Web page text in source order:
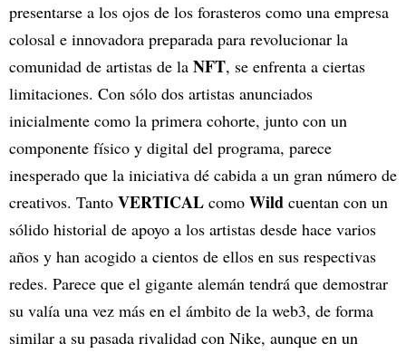
presentarse a los ojos de los forasteros como una empresa
colosal e innovadora preparada para revolucionar la
comunidad de artistas de la NFT, se enfrenta a ciertas
limitaciones. Con sólo dos artistas anunciados
inicialmente como la primera cohorte, junto con un
componente físico y digital del programa, parece
inesperado que la iniciativa dé cabida a un gran número de
creativos. Tanto VERTICAL como Wild cuentan con un
sólido historial de apoyo a los artistas desde hace varios
años y han acogido a cientos de ellos en sus respectivas
redes. Parece que el gigante alemán tendrá que demostrar
su valía una vez más en el ámbito de la web3, de forma
similar a su pasada rivalidad con Nike, aunque en un